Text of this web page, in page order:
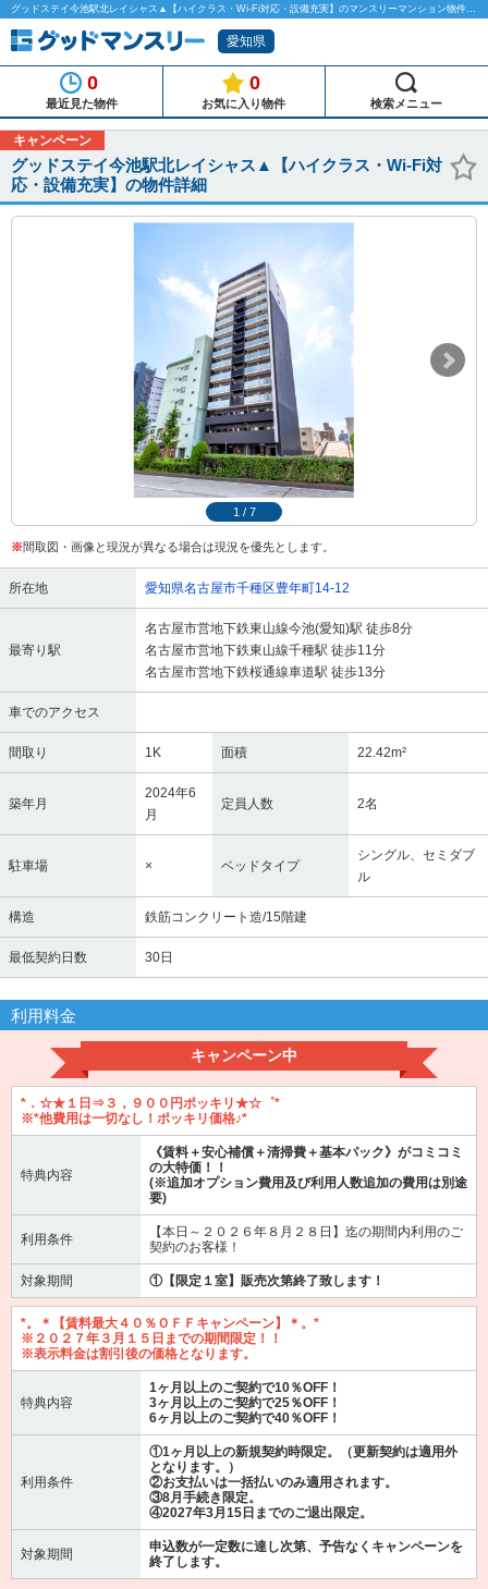
グッドステイ今池駅北レイシャス▲【ハイクラス・Wi-Fi対応・設備充実】のマンスリーマンション物件詳細「グッドマンスリー」
愛知県
0
最近見た物件
0
お気に入り物件 検索メニュー
キャンペーン
グッドステイ今池駅北レイシャス▲【ハイクラス・Wi-Fi対
応・設備充実】の物件詳細
1 / 7
※間取図・画像と現況が異なる場合は現況を優先とします。
所在地 愛知県名古屋市千種区豊年町14-12
最寄り駅
名古屋市営地下鉄東山線今池(愛知)駅 徒歩8分
名古屋市営地下鉄東山線千種駅 徒歩11分
名古屋市営地下鉄桜通線車道駅 徒歩13分
車でのアクセス
間取り 1K 面積 22.42m²
築年月
2024年6
月
定員人数 2名
駐車場 × ベッドタイプ
シングル、セミダブ
ル
構造 鉄筋コンクリート造/15階建
最低契約日数 30日
利用料金
キャンペーン中
*．☆★１日⇒３，９００円ポッキリ★☆゜*
※*他費用は一切なし！ポッキリ価格♪*
特典内容
《賃料＋安心補償＋清掃費＋基本パック》がコミコミ
の大特価！！
(※追加オプション費用及び利用人数追加の費用は別途
要)
利用条件
【本日～２０２６年８月２８日】迄の期間内利用のご
契約のお客様！
対象期間 ①【限定１室】販売次第終了致します！
*。＊【賃料最大４０％ＯＦＦキャンペーン】＊。*
※２０２７年３月１５日までの期間限定！！
※表示料金は割引後の価格となります。
特典内容
1ヶ月以上のご契約で10％OFF！
3ヶ月以上のご契約で25％OFF！
6ヶ月以上のご契約で40％OFF！
利用条件
①1ヶ月以上の新規契約時限定。（更新契約は適用外
となります。）
②お支払いは一括払いのみ適用されます。
③8月手続き限定。
④2027年3月15日までのご退出限定。
対象期間
申込数が一定数に達し次第、予告なくキャンペーンを
終了します。